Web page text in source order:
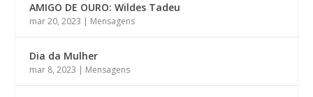
AMIGO DE OURO: Wildes Tadeu
mar 20, 2023 | Mensagens
Dia da Mulher
mar 8, 2023 | Mensagens